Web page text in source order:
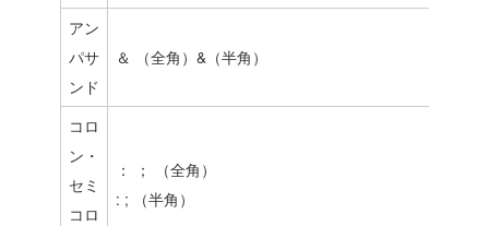
アン
パサ
ンド
＆ （全角）&（半角）
コロ
ン・
セミ
コロ
： ； （全角）
: ; （半角）